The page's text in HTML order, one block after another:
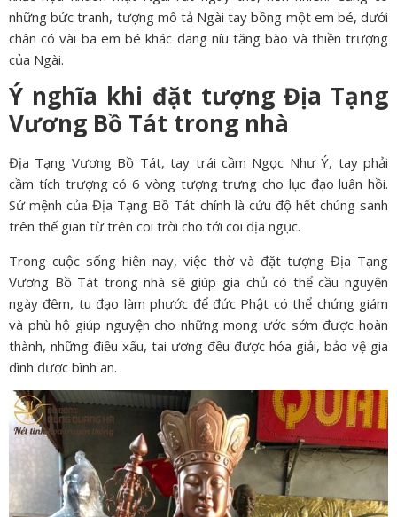
những bức tranh, tượng mô tả Ngài tay bồng một em bé, dưới
chân có vài ba em bé khác đang níu tăng bào và thiền trượng
của Ngài.
Ý nghĩa khi đặt tượng Địa Tạng
Vương Bồ Tát trong nhà
Địa Tạng Vương Bồ Tát, tay trái cầm Ngọc Như Ý, tay phải
cầm tích trượng có 6 vòng tượng trưng cho lục đạo luân hồi.
Sứ mệnh của Địa Tạng Bồ Tát chính là cứu độ hết chúng sanh
trên thế gian từ trên cõi trời cho tới cõi địa ngục.
Trong cuộc sống hiện nay, việc thờ và đặt tượng Địa Tạng
Vương Bồ Tát trong nhà sẽ giúp gia chủ có thể cầu nguyện
ngày đêm, tu đạo làm phước để đức Phật có thể chứng giám
và phù hộ giúp nguyện cho những mong ước sớm được hoàn
thành, những điều xấu, tai ương đều được hóa giải, bảo vệ gia
đình được bình an.